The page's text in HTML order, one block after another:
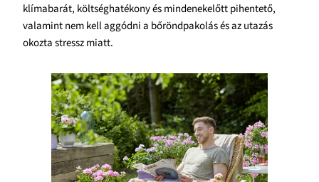
klímabarát, költséghatékony és mindenekelőtt pihentető,
valamint nem kell aggódni a bőröndpakolás és az utazás
okozta stressz miatt.